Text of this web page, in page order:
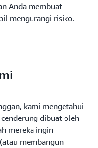
Anda membuat
mengurangi risiko.
kami mengetahui
dibuat oleh
mereka ingin
membangun